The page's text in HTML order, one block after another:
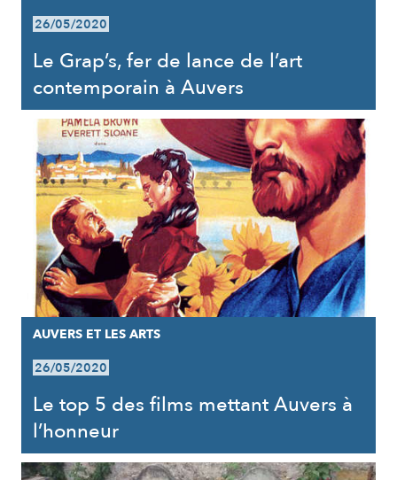
26/05/2020
Le Grap’s, fer de lance de l’art
contemporain à Auvers
AUVERS ET LES ARTS
26/05/2020
Le top 5 des films mettant Auvers à
l’honneur